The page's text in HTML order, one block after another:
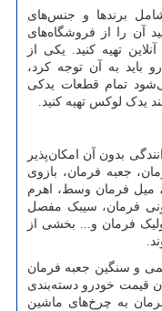
برندها و جنس‌های
آن را از فروشگاه‌های
تهیه کنید. یکی از
باید به آن توجه کرد،
تمام قطعات یدکی
یدک لوکس تهیه کنید.
بدون آن امکان‌پذیر
جعبه فرمان، بازوی
فرمان وسط، اهرم
فرمان، سیبک مفصل
فرمان و... بخشی از
و سنگین جعبه فرمان
قیمت خودرو دسته‌بندی
به چرخ‌های ماشین